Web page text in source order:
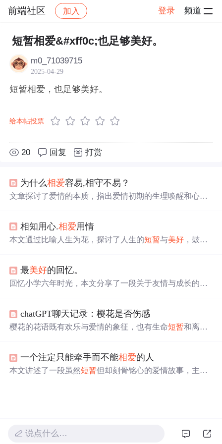
前端社区 加入 登录 频道
社区 前端社区 感慨 帖子详情
短暂相爱&#xff0c;也足够美好。
m0_71039715
2025-04-29
短暂相爱，也足够美好。
给本帖投票
20 回复 打赏
为什么相爱容易,相守不易？
文章探讨了爱情的本质，指出爱情初期的生理唤醒和心理
情的维持需要关心、尊重、责任和认识，是一门需要学习
的艺术。相爱 容易，相守不易，关键在于理解和培养爱的
相知用心.相爱用情
本文通过比喻人生为花，探讨了人生的短暂与美好 ，鼓励
最美好的回忆。
回忆小学六年时光，本文分享了一段关于友情与成长的故
chatGPT聊天记录：樱花是否伤感
樱花的花语既有欢乐与爱情的象征，也有生命短暂和离别
还是回忆美好，都是维系或结束关系的方式。
一个注定只能牵手而不能相爱的人
本文讲述了一段虽然短暂但却刻骨铭心的爱情故事，主人
说点什么…